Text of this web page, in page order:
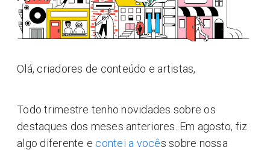
Olá, criadores de conteúdo e artistas,
Todo trimestre tenho novidades sobre os
destaques dos meses anteriores. Em agosto, fiz
algo diferente e contei a vocês sobre nossa